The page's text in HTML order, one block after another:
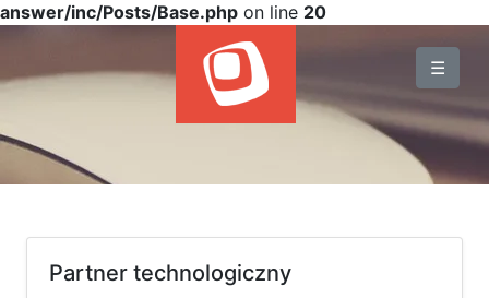
answer/inc/Posts/Base.php on line 20
☰
BLOG
WYDARZENIA
HOSTING
Partner technologiczny